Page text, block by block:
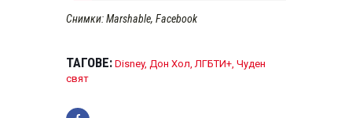
Снимки: Marshable, Facebook
ТАГОВЕ: Disney, Дон Хол,ЛГБТИ+, Чуден
свят